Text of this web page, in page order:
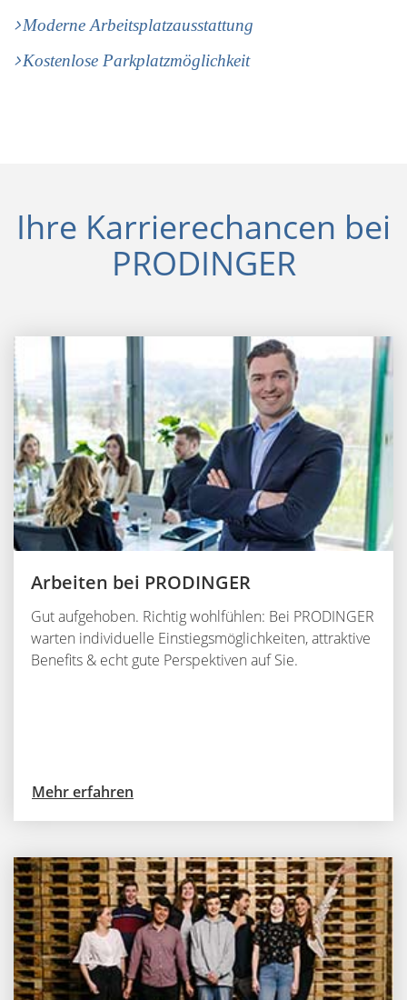
Moderne Arbeitsplatzausstattung
Kostenlose Parkplatzmöglichkeit
Ihre Karrierechancen bei
PRODINGER
Arbeiten bei PRODINGER
Gut aufgehoben. Richtig wohlfühlen: Bei PRODINGER
warten individuelle Einstiegsmöglichkeiten, attraktive
Benefits & echt gute Perspektiven auf Sie.
Mehr erfahren